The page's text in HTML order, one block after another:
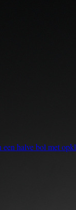
halve bol met